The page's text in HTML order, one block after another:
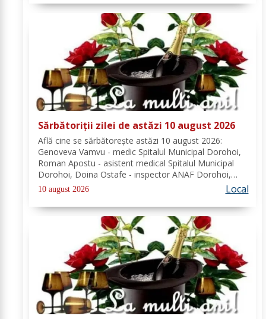
Sărbătoriții zilei de astăzi 10 august 2026
Află cine se sărbătoreşte astăzi 10 august 2026:
Genoveva Vamvu - medic Spitalul Municipal Dorohoi,
Roman Apostu - asistent medical Spitalul Municipal
Dorohoi, Doina Ostafe - inspector ANAF Dorohoi,
Marina Ludmila Pogoreanu - medic de familie
Dorohoi, Beatrice Tiron - profesor Seminarul
Teologic...
10 august 2026 Local